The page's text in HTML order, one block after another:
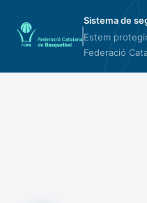
Sistema de
Estem
Federació